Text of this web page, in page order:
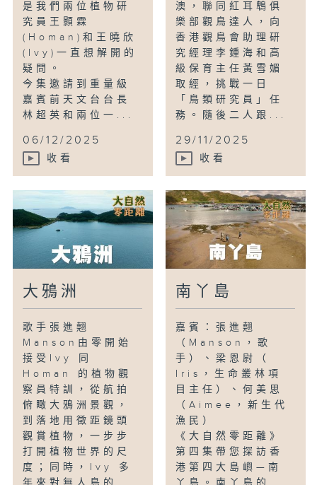
是我們兩位植物研
究員王顥霖
(Homan)和王曉欣
(Ivy)一直想解開的
疑問。
今集邀請到重量級
嘉賓前天文台台長
林超英和兩位一...
06/12/2025
收看
澳，聯同紅耳鵯俱
樂部觀鳥達人，向
香港觀鳥會助理研
究經理李鍾海和高
級保育主任黃雪媚
取經，挑戰一日
「鳥類研究員」任
務。隨後二人跟...
29/11/2025
收看
大鴉洲
歌手張進翹
Manson由零開始
接受Ivy 同
Homan 的植物觀
察員特訓，從航拍
俯瞰大鴉洲景觀，
到落地用徵距鏡頭
觀賞植物，一步步
打開植物世界的尺
度；同時，Ivy 多
南丫島
嘉賓：張進翹
（Manson，歌
手）、梁恩尉（
Iris，生命叢林項
目主任）、何美思
（Aimee，新生代
漁民）
《大自然零距離》
第四集帶您探訪香
港第四大島嶼—南